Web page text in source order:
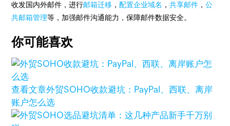
收发国内外邮件，进行邮箱迁移 ，配置企业域名 ，共享邮件 ，公
共邮箱管理等，加强邮件沟通能力，保障邮件数据安全。
你可能喜欢
查看文章外贸SOHO收款避坑：PayPal、西联、离岸
账户怎么选